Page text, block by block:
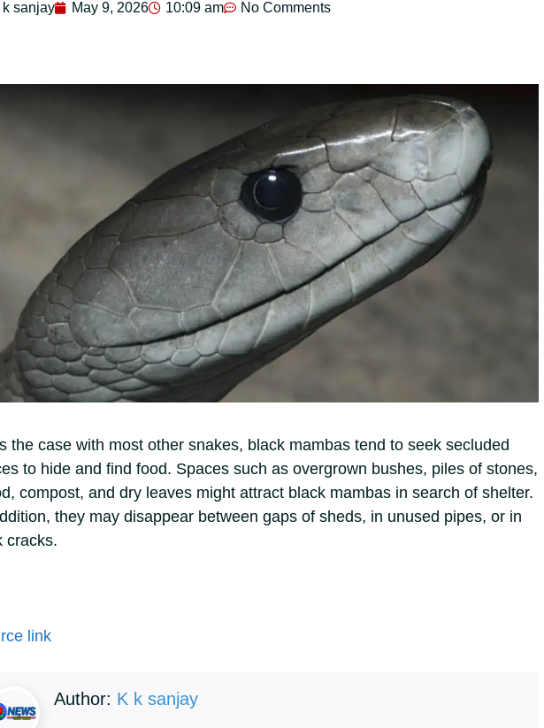
k sanjay May 9, 2026 10:09 am No Comments
the case with most other snakes, black mambas tend to seek secluded
to hide and find food. Spaces such as overgrown bushes, piles of stones,
compost, and dry leaves might attract black mambas in search of shelter.
they may disappear between gaps of sheds, in unused pipes, or in
cracks.
link
Author: K k sanjay